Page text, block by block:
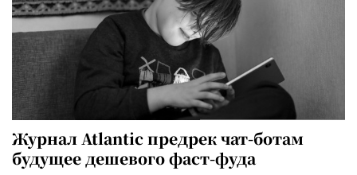
Журнал Atlantic предрек чат-ботам
будущее дешевого фаст-фуда